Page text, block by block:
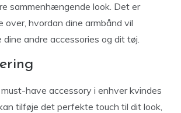
sammenhængende look. Det er
hvordan dine armbånd vil
dine andre accessories og dit tøj.
have accessory i enhver kvindes
tilføje det perfekte touch til dit look,